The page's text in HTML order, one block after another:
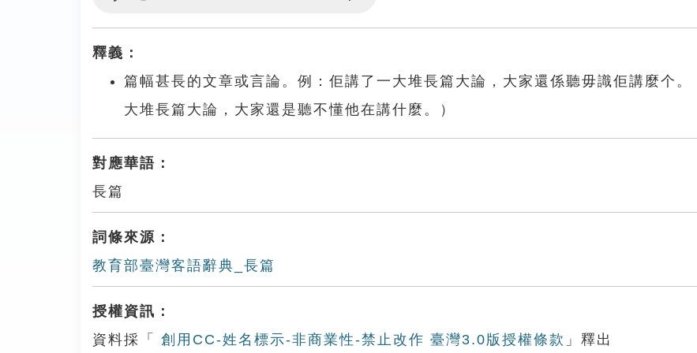
釋義：
篇幅甚長的文章或言論。例：佢講了一大堆長篇大論，大家還係聽毋識佢講麼个。
大堆長篇大論，大家還是聽不懂他在講什麼。）
對應華語：
長篇
詞條來源：
教育部臺灣客語辭典_長篇
授權資訊：
資料採「
創用CC-姓名標示-非商業性-禁止改作 臺灣3.0版授權條款 」釋出